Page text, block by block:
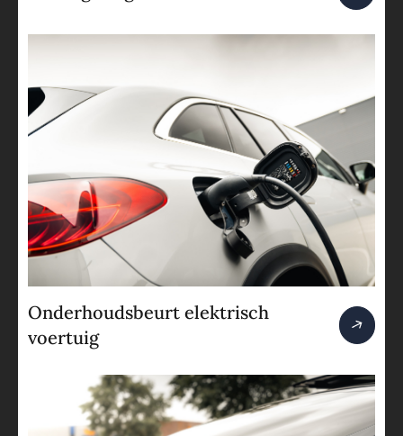
Onderhoudsbeurt elektrisch
voertuig